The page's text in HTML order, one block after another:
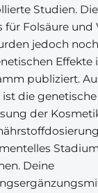
Studien.
für Folsäure und
jedoch
Effekte
publiziert.
ist die genetische
der
Deine